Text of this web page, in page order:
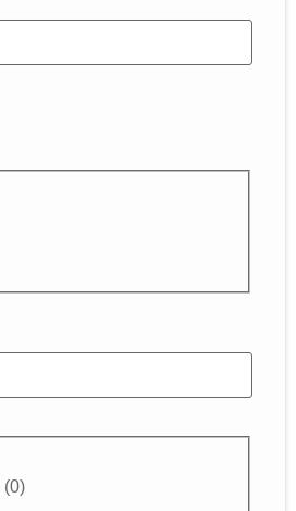
(0)